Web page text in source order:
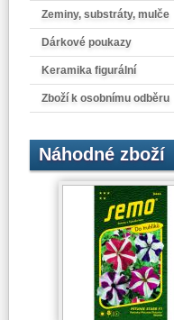
Zeminy, substráty, mulče
Dárkové poukazy
Keramika figurální
Zboží k osobnímu odběru
Náhodné zboží